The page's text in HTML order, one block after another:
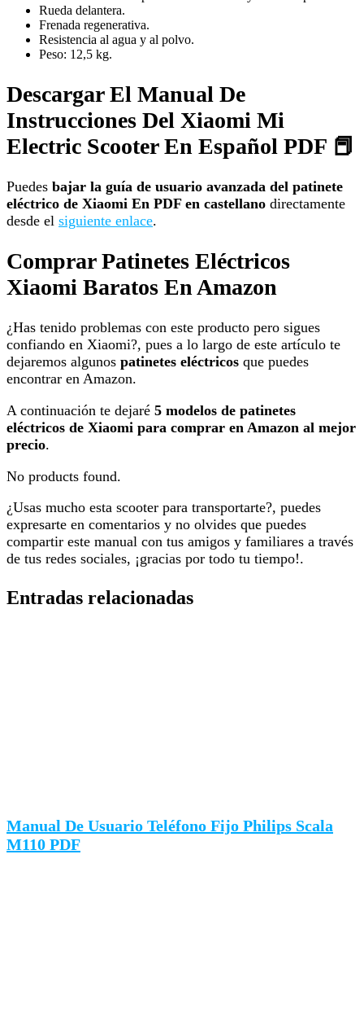
Rueda delantera.
Frenada regenerativa.
Resistencia al agua y al polvo.
Peso: 12,5 kg.
Descargar El Manual De
Instrucciones Del Xiaomi Mi
Electric Scooter En Español PDF 📕
Puedes bajar la guía de usuario avanzada del patinete
eléctrico de Xiaomi En PDF en castellano directamente
desde el siguiente enlace.
Comprar Patinetes Eléctricos
Xiaomi Baratos En Amazon
¿Has tenido problemas con este producto pero sigues
confiando en Xiaomi?, pues a lo largo de este artículo te
dejaremos algunos patinetes eléctricos que puedes
encontrar en Amazon.
A continuación te dejaré 5 modelos de patinetes
eléctricos de Xiaomi para comprar en Amazon al mejor
precio.
No products found.
¿Usas mucho esta scooter para transportarte?, puedes
expresarte en comentarios y no olvides que puedes
compartir este manual con tus amigos y familiares a través
de tus redes sociales, ¡gracias por todo tu tiempo!.
Entradas relacionadas
Manual De Usuario Teléfono Fijo Philips Scala
M110 PDF